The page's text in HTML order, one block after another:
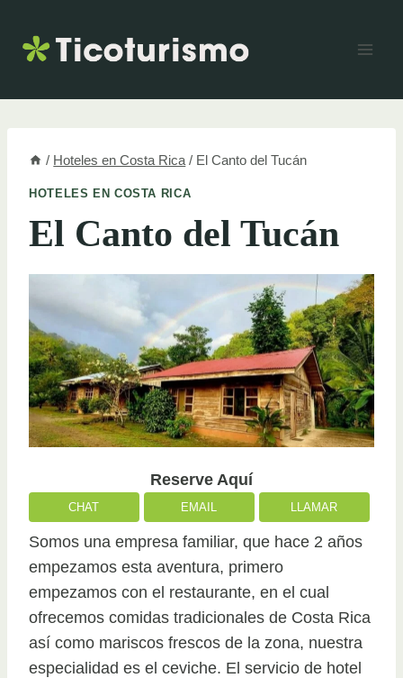
content
/ Hoteles en Costa Rica / El Canto del Tucán
HOTELES EN COSTA RICA
El Canto del Tucán
Reserve Aquí
CHAT EMAIL LLAMAR
Somos una empresa familiar, que hace 2 años
empezamos esta aventura, primero
empezamos con el restaurante, en el cual
ofrecemos comidas tradicionales de Costa Rica
así como mariscos frescos de la zona, nuestra
especialidad es el ceviche. El servicio de hotel